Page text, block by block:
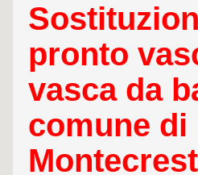
pronto
vasca da
comune di